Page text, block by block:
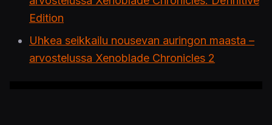
Edition
Uhkea seikkailu nousevan auringon maasta –
arvostelussa Xenoblade Chronicles 2